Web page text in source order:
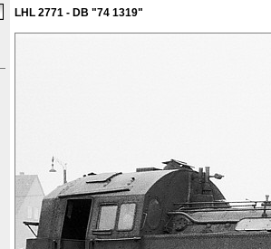
LHL 2771 - DB "74 1319"